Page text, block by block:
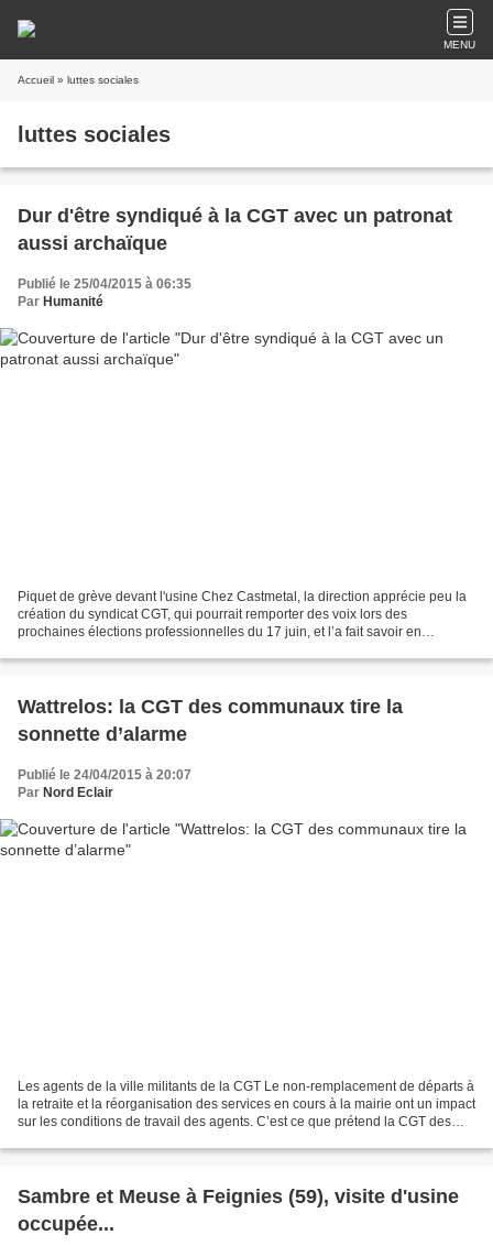
MENU
Accueil » luttes sociales
luttes sociales
Dur d'être syndiqué à la CGT avec un patronat
aussi archaïque
Publié le 25/04/2015 à 06:35
Par Humanité
Piquet de grève devant l'usine Chez Castmetal, la direction apprécie peu la
création du syndicat CGT, qui pourrait remporter des voix lors des
prochaines élections professionnelles du 17 juin, et l’a fait savoir en
Wattrelos: la CGT des communaux tire la
sonnette d’alarme
Publié le 24/04/2015 à 20:07
Par Nord Eclair
Les agents de la ville militants de la CGT Le non-remplacement de départs à
la retraite et la réorganisation des services en cours à la mairie ont un impact
sur les conditions de travail des agents. C’est ce que prétend la CGT des
Sambre et Meuse à Feignies (59), visite d'usine
occupée...